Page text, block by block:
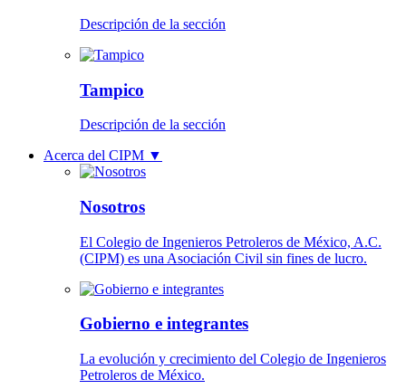
Descripción de la sección
Tampico
Descripción de la sección
Acerca del CIPM ▼
Nosotros
El Colegio de Ingenieros Petroleros de México, A.C.
(CIPM) es una Asociación Civil sin fines de lucro.
Gobierno e integrantes
La evolución y crecimiento del Colegio de Ingenieros
Petroleros de México.